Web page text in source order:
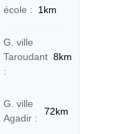
école : 1km
G. ville
Taroudant
:
8km
G. ville
Agadir :
72km